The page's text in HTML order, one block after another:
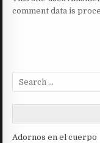
comment data is
Search
for:
Adornos en el cuerpo